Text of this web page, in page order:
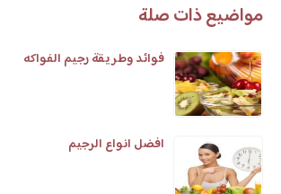
مواضيع ذات صلة
فوائد وطريقة رجيم الفواكه
افضل انواع الرجيم